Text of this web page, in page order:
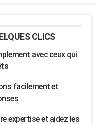
CLICS
avec ceux qui
facilement et
expertise et aidez les